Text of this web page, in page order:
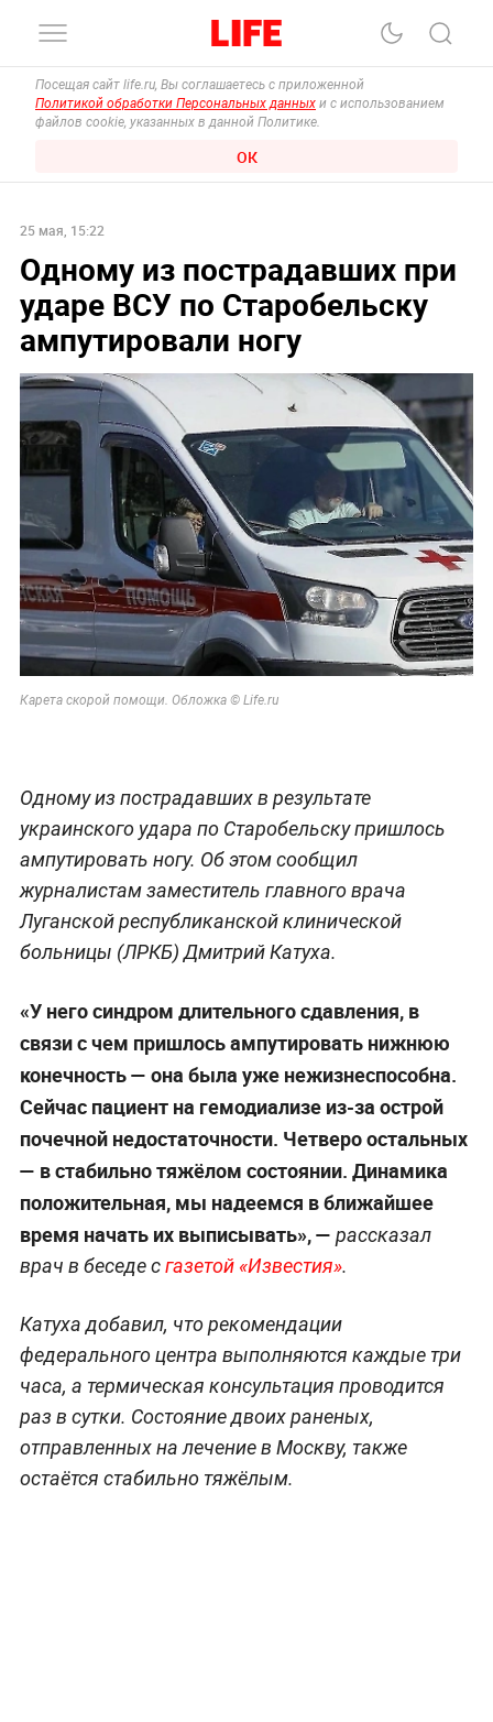
Посещая сайт life.ru, Вы соглашаетесь с приложенной
Политикой обработки Персональных данных и с использованием
файлов cookie, указанных в данной Политике.
ОК
25 мая, 15:22
Одному из пострадавших при
ударе ВСУ по Старобельску
ампутировали ногу
Карета скорой помощи. Обложка © Life.ru
Одному из пострадавших в результате
украинского удара по Старобельску пришлось
ампутировать ногу. Об этом сообщил
журналистам заместитель главного врача
Луганской республиканской клинической
больницы (ЛРКБ) Дмитрий Катуха.
«У него синдром длительного сдавления, в
связи с чем пришлось ампутировать нижнюю
конечность — она была уже нежизнеспособна.
Сейчас пациент на гемодиализе из-за острой
почечной недостаточности. Четверо остальных
— в стабильно тяжёлом состоянии. Динамика
положительная, мы надеемся в ближайшее
время начать их выписывать», — рассказал
врач в беседе сгазетой «Известия».
Катуха добавил, что рекомендации
федерального центра выполняются каждые три
часа, а термическая консультация проводится
раз в сутки. Состояние двоих раненых,
отправленных на лечение в Москву, также
остаётся стабильно тяжёлым.